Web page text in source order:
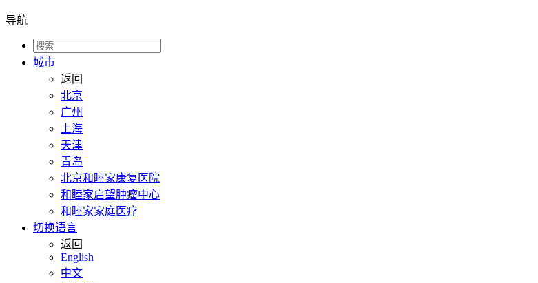
导航
城市
返回
北京
广州
上海
天津
青岛
北京和睦家康复医院
和睦家启望肿瘤中心
和睦家家庭医疗
切换语言
返回
English
中文